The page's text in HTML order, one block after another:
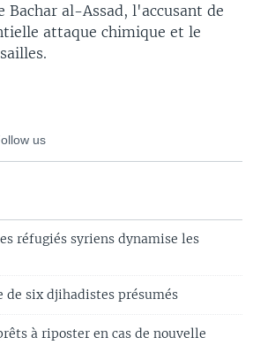
Bachar al-Assad, l'accusant de
attaque chimique et le
us
réfugiés syriens dynamise les
de six djihadistes présumés
à riposter en cas de nouvelle